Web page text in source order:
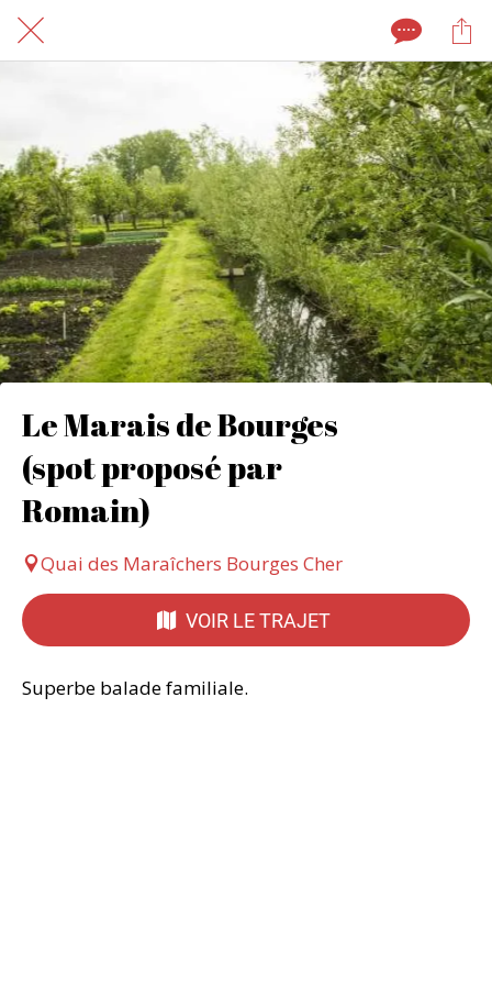
Le Marais de Bourges
(spot proposé par
Romain)
Quai des Maraîchers Bourges Cher
VOIR LE TRAJET
Superbe balade familiale.